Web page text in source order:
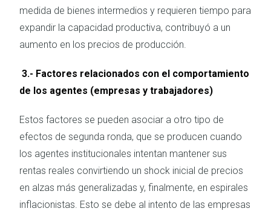
medida de bienes intermedios y requieren tiempo para
expandir la capacidad productiva, contribuyó a un
aumento en los precios de producción.
3.- Factores relacionados con el comportamiento
de los agentes (empresas y trabajadores)
Estos factores se pueden asociar a otro tipo de
efectos de segunda ronda, que se producen cuando
los agentes institucionales intentan mantener sus
rentas reales convirtiendo un shock inicial de precios
en alzas más generalizadas y, finalmente, en espirales
inflacionistas. Esto se debe al intento de las empresas